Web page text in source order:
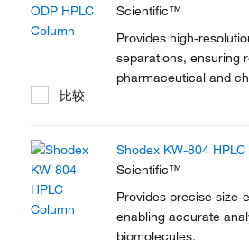
Scientific™
Provides high-
separations, ensuring
pharmaceutical and
比较
Shodex KW-804 HPLC
Scientific™
Provides precise size-
enabling accurate
biomolecules.